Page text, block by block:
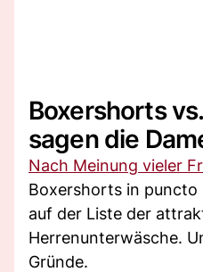
Boxershorts
sagen die
Nach Meinung vieler
Boxershorts in puncto
auf der Liste der
Herrenunterwäsche.
Gründe.